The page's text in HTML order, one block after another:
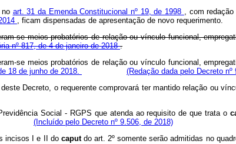
art. 31 da Emenda Constitucional nº 19, de 1998 , com
, ficam dispensadas de apresentação de novo requerimento.
se meios probatórios de relação ou vínculo funcional,
nº 817, de 4 de janeiro de 2018.
se meios probatórios de relação ou vínculo funcional,
18 de junho de 2018.
(Redação dada pelo Decreto nº
Decreto, o requerente comprovará ter mantido relação ou
Social - RGPS que atenda ao requisito de que trata o
(Incluído pelo Decreto nº 9.506, de 2018)
incisos I e II do caput do art. 2º somente serão admitidas no